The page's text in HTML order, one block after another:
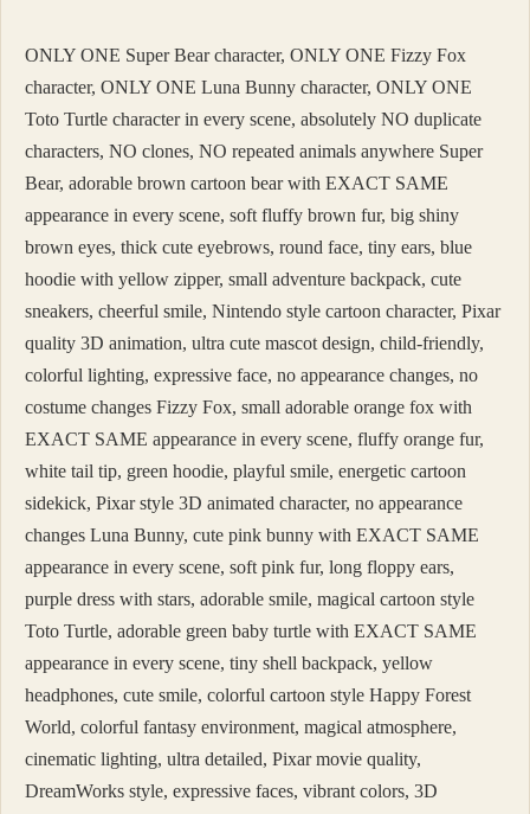
ONLY ONE Super Bear character, ONLY ONE Fizzy Fox
character, ONLY ONE Luna Bunny character, ONLY ONE
Toto Turtle character in every scene, absolutely NO duplicate
characters, NO clones, NO repeated animals anywhere Super
Bear, adorable brown cartoon bear with EXACT SAME
appearance in every scene, soft fluffy brown fur, big shiny
brown eyes, thick cute eyebrows, round face, tiny ears, blue
hoodie with yellow zipper, small adventure backpack, cute
sneakers, cheerful smile, Nintendo style cartoon character, Pixar
quality 3D animation, ultra cute mascot design, child-friendly,
colorful lighting, expressive face, no appearance changes, no
costume changes Fizzy Fox, small adorable orange fox with
EXACT SAME appearance in every scene, fluffy orange fur,
white tail tip, green hoodie, playful smile, energetic cartoon
sidekick, Pixar style 3D animated character, no appearance
changes Luna Bunny, cute pink bunny with EXACT SAME
appearance in every scene, soft pink fur, long floppy ears,
purple dress with stars, adorable smile, magical cartoon style
Toto Turtle, adorable green baby turtle with EXACT SAME
appearance in every scene, tiny shell backpack, yellow
headphones, cute smile, colorful cartoon style Happy Forest
World, colorful fantasy environment, magical atmosphere,
cinematic lighting, ultra detailed, Pixar movie quality,
DreamWorks style, expressive faces, vibrant colors, 3D